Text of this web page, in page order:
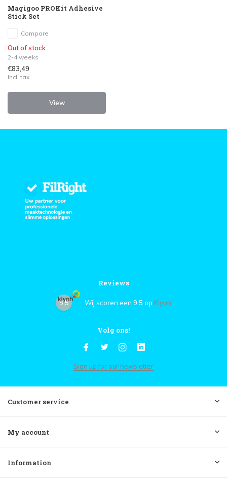
Magigoo PROKit Adhesive
Stick Set
Compare
Out of stock
2-4 weeks
€83,49
Incl. tax
View
Reviews
9,5 Wij scoren een 9,5 op Kiyoh
Volg ons!
Sign up for our newsletter
Customer service
My account
Information